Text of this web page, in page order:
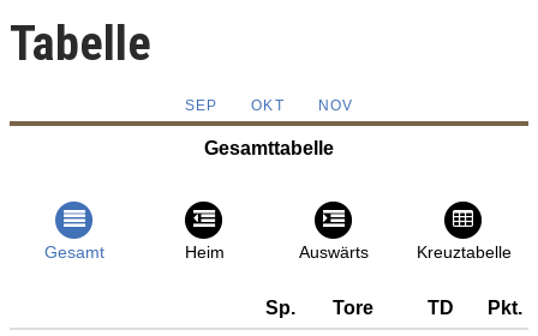
Tabelle
SEP OKT NOV
Gesamttabelle
Gesamt Heim Auswärts Kreuztabelle
Sp. Tore TD Pkt.